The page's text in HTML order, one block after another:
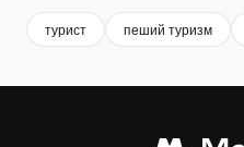
турист пеший туризм